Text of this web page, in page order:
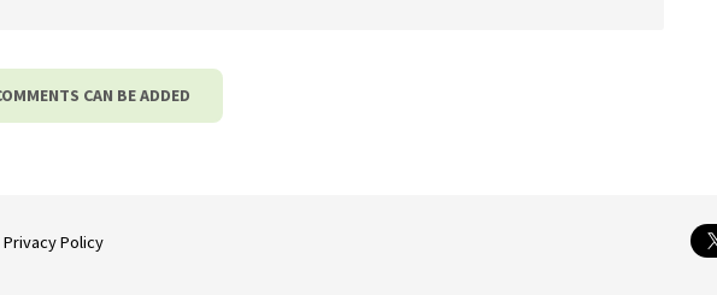
CAN BE ADDED
Privacy Policy